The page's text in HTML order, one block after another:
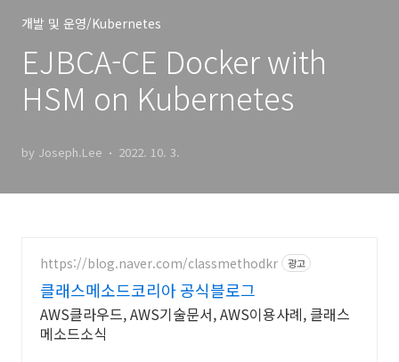
개발 및 운영/Kubernetes
EJBCA-CE Docker with
HSM on Kubernetes
by Joseph.Lee 2022. 10. 3.
https://blog.naver.com/classmethodkr 광고
클래스메소드코리아 공식블로그
AWS클라우드, AWS기술문서, AWS이용사례, 클래스
메소드소식